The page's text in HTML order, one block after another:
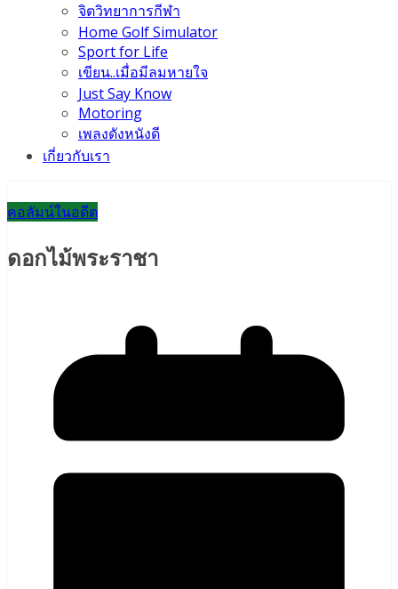
จิตวิทยาการกีฬา
Home Golf Simulator
Sport for Life
เขียน..เมื่อมีลมหายใจ
Just Say Know
Motoring
เพลงดังหนังดี
เกี่ยวกับเรา
คอลัมน์ในอดีต
ดอกไม้พระราชา